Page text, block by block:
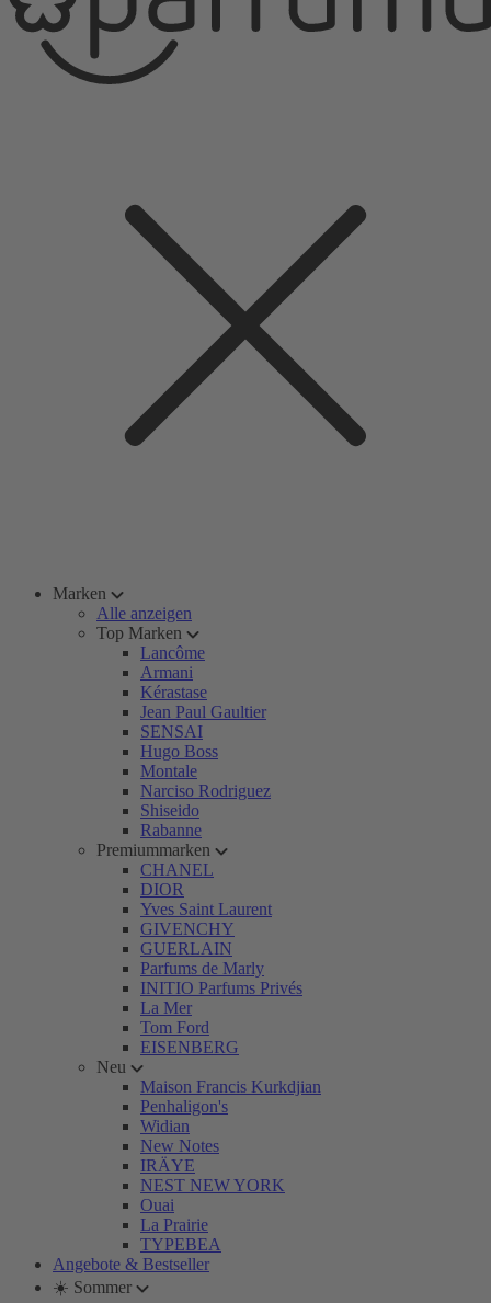
Marken
Alle anzeigen
Top Marken
Lancôme
Armani
Kérastase
Jean Paul Gaultier
SENSAI
Hugo Boss
Montale
Narciso Rodriguez
Shiseido
Rabanne
Premiummarken
CHANEL
DIOR
Yves Saint Laurent
GIVENCHY
GUERLAIN
Parfums de Marly
INITIO Parfums Privés
La Mer
Tom Ford
EISENBERG
Neu
Maison Francis Kurkdjian
Penhaligon's
Widian
New Notes
IRÄYE
NEST NEW YORK
Ouai
La Prairie
TYPEBEA
Angebote & Bestseller
☀️ Sommer